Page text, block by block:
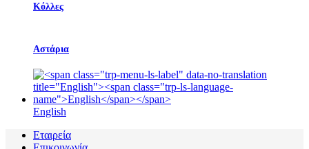
Κόλλες
Αστάρια
English
Εταιρεία